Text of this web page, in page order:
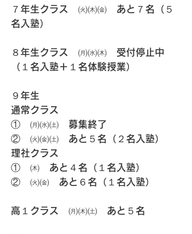
７年生クラス　㈫㈭㈮　あと７名（５
名入塾）
８年生クラス　㈪㈬㈭　受付停止中
（１名入塾＋１名体験授業）
９年生
通常クラス
①　㈪㈬㈯　募集終了
②　㈫㈮㈯　あと５名（２名入塾）
理社クラス
①　㈭　あと４名（１名入塾）
②　㈫㈮　あと６名（１名入塾）
高１クラス　㈪㈭㈯　あと５名